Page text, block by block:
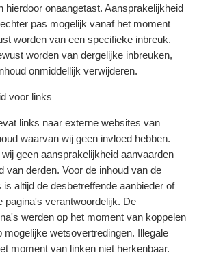
hierdoor onaangetast. Aansprakelijkheid
pas mogelijk vanaf het moment
worden van een specifieke inbreuk.
worden van dergelijke inbreuken,
onmiddellijk verwijderen.
voor links
links naar externe websites van
waarvan wij geen invloed hebben.
geen aansprakelijkheid aanvaarden
van derden. Voor de inhoud van de
is altijd de desbetreffende aanbieder of
pagina's verantwoordelijk. De
werden op het moment van koppelen
mogelijke wetsovertredingen. Illegale
moment van linken niet herkenbaar.